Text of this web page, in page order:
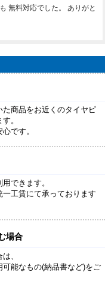
無料対応でした。 ありがと
商品をお近くのタイヤピ
。
です。
できます。
工賃にて承っております
場合
、
能なもの(納品書など)をご